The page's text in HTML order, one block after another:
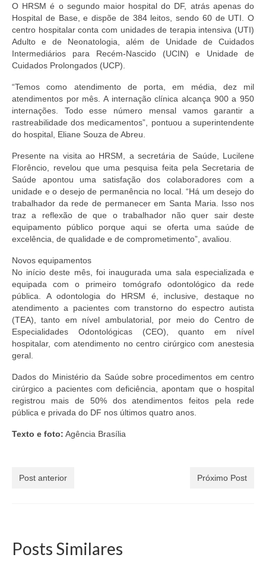
O HRSM é o segundo maior hospital do DF, atrás apenas do
Hospital de Base, e dispõe de 384 leitos, sendo 60 de UTI. O
centro hospitalar conta com unidades de terapia intensiva (UTI)
Adulto e de Neonatologia, além de Unidade de Cuidados
Intermediários para Recém-Nascido (UCIN) e Unidade de
Cuidados Prolongados (UCP).
“Temos como atendimento de porta, em média, dez mil
atendimentos por mês. A internação clínica alcança 900 a 950
internações. Todo esse número mensal vamos garantir a
rastreabilidade dos medicamentos”, pontuou a superintendente
do hospital, Eliane Souza de Abreu.
Presente na visita ao HRSM, a secretária de Saúde, Lucilene
Florêncio, revelou que uma pesquisa feita pela Secretaria de
Saúde apontou uma satisfação dos colaboradores com a
unidade e o desejo de permanência no local. “Há um desejo do
trabalhador da rede de permanecer em Santa Maria. Isso nos
traz a reflexão de que o trabalhador não quer sair deste
equipamento público porque aqui se oferta uma saúde de
excelência, de qualidade e de comprometimento”, avaliou.
Novos equipamentos
No início deste mês, foi inaugurada uma sala especializada e
equipada com o primeiro tomógrafo odontológico da rede
pública. A odontologia do HRSM é, inclusive, destaque no
atendimento a pacientes com transtorno do espectro autista
(TEA), tanto em nível ambulatorial, por meio do Centro de
Especialidades Odontológicas (CEO), quanto em nível
hospitalar, com atendimento no centro cirúrgico com anestesia
geral.
Dados do Ministério da Saúde sobre procedimentos em centro
cirúrgico a pacientes com deficiência, apontam que o hospital
registrou mais de 50% dos atendimentos feitos pela rede
pública e privada do DF nos últimos quatro anos.
Texto e foto: Agência Brasília
Post anterior Próximo Post
Posts Similares